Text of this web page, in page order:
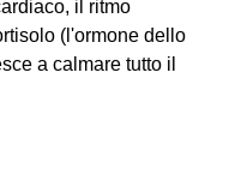
il ritmo
(l'ormone dello
a calmare tutto il